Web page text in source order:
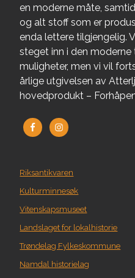
en moderne måte,
og alt stoff som er
enda lettere tilgjengelig.
steget inn i den
muligheter, men vi vil
årlige utgivelsen av
hovedprodukt –
Riksantikvaren
Kulturminnesøk
Vitenskapsmuseet
Landslaget for lokalhistorie
Trøndelag Fylkeskommune
Namdal historielag